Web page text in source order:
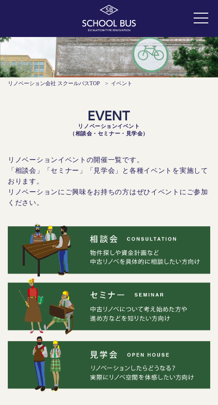
リノベーション会社 スクールバスTOP > イベント
リノベーションイベント
（相談会・セミナー・見学会）
リノベーションイベントの開催一覧です。
「相談会」「セミナー」「見学会」と各種イベントを実施して
おります。
リノベーションにご興味をお持ちの方はぜひイベントにご参加
ください。